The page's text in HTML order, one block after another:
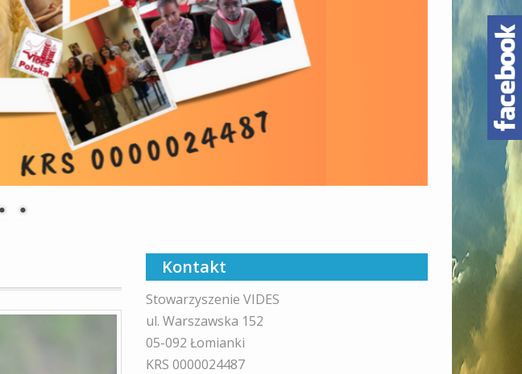
Kontakt
Stowarzyszenie VIDES
ul. Warszawska 152
05-092 Łomianki
KRS 0000024487